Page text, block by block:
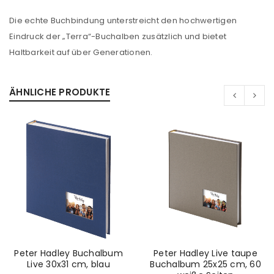
Passwort*
Anmeldeformular geschützt durch
REGISTRIEREN
E-Mail-Adresse
Die echte Buchbindung unterstreicht den hochwertigen
Eindruck der „Terra“-Buchalben zusätzlich und bietet
Haltbarkeit auf über Generationen.
ÄHNLICHE PRODUKTE
Peter Hadley Buchalbum
Live 30x31 cm, blau
Peter Hadley Live taupe
Buchalbum 25x25 cm, 60